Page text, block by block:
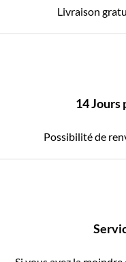
Livraison
14 Jours
Possibilité de